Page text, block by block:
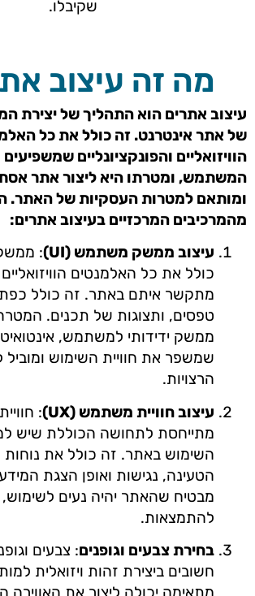
שקיבלו.
מה זה עיצוב
עיצוב אתרים הוא התהליך של יצירת
של אתר אינטרנט. זה כולל את כל
הוויזואליים והפונקציונליים שמשפיעים
המשתמש, ומטרתו היא ליצור אתר
ומותאם למטרות העסקיות של האתר.
מהמרכיבים המרכזיים בעיצוב אתרים:
עיצוב ממשק משתמש (UI)
:
כולל את כל האלמנטים
מתקשר איתם באתר. זה כולל
טפסים, ותצוגות של תכנים.
ממשק ידידותי למשתמש,
שמשפר את חוויית השימוש ומוביל
הרצויות.
עיצוב חוויית משתמש (UX)
:
מתייחסת לתחושה הכוללת שיש
השימוש באתר. זה כולל את נוחות
מבטיח שהאתר יהיה נעים לשימוש,
להתמצאות.
בחירת צבעים וגופנים: צבעים
חשובים ביצירת זהות ויזואלית
מתאימה יכולה ליצור את האווירה